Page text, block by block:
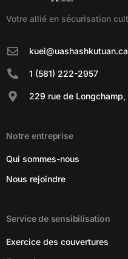
Votre allié en sécurisation
kuei@uashashkutuan.ca
1 (581) 222-2957
229 rue de Longchamp,
Notre entreprise
Qui sommes-nous
Nous rejoindre
Service de sensibilisation
Exercice des couvertures